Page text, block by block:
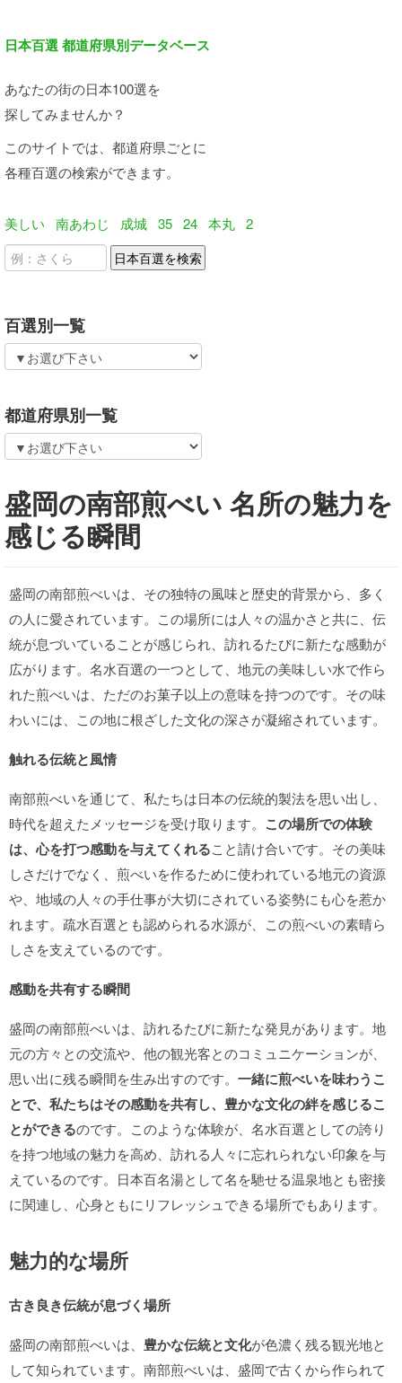
日本百選 都道府県別データベース
あなたの街の日本100選を
探してみませんか？
このサイトでは、都道府県ごとに
各種百選の検索ができます。
美しい 南あわじ 成城 35 24 本丸 2
百選別一覧
都道府県別一覧
盛岡の南部煎べい 名所の魅力を
感じる瞬間
盛岡の南部煎べいは、その独特の風味と歴史的背景から、多く
の人に愛されています。この場所には人々の温かさと共に、伝
統が息づいていることが感じられ、訪れるたびに新たな感動が
広がります。名水百選の一つとして、地元の美味しい水で作ら
れた煎べいは、ただのお菓子以上の意味を持つのです。その味
わいには、この地に根ざした文化の深さが凝縮されています。
触れる伝統と風情
南部煎べいを通じて、私たちは日本の伝統的製法を思い出し、
時代を超えたメッセージを受け取ります。 この場所での体験
は、心を打つ感動を与えてくれること請け合いです。その美味
しさだけでなく、煎べいを作るために使われている地元の資源
や、地域の人々の手仕事が大切にされている姿勢にも心を惹か
れます。疏水百選とも認められる水源が、この煎べいの素晴ら
しさを支えているのです。
感動を共有する瞬間
盛岡の南部煎べいは、訪れるたびに新たな発見があります。地
元の方々との交流や、他の観光客とのコミュニケーションが、
思い出に残る瞬間を生み出すのです。 一緒に煎べいを味わうこ
とで、私たちはその感動を共有し、豊かな文化の絆を感じるこ
とができるのです。このような体験が、名水百選としての誇り
を持つ地域の魅力を高め、訪れる人々に忘れられない印象を与
えているのです。日本百名湯として名を馳せる温泉地とも密接
に関連し、心身ともにリフレッシュできる場所でもあります。
魅力的な場所
古き良き伝統が息づく場所
盛岡の南部煎べいは、 豊かな伝統と文化が色濃く残る観光地と
して知られています。南部煎べいは、盛岡で古くから作られて